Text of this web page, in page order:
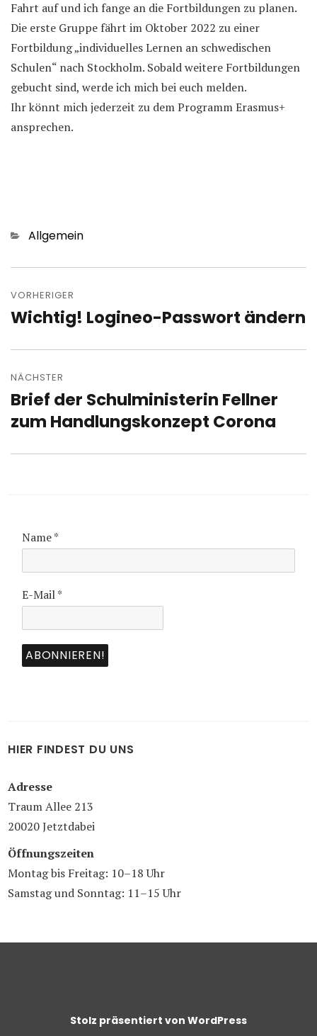
Fahrt auf und ich fange an die Fortbildungen zu planen.
Die erste Gruppe fährt im Oktober 2022 zu einer
Fortbildung „individuelles Lernen an schwedischen
Schulen“ nach Stockholm. Sobald weitere Fortbildungen
gebucht sind, werde ich mich bei euch melden.
Ihr könnt mich jederzeit zu dem Programm Erasmus+
ansprechen.
Kategorien
Allgemein
VORHERIGER
Vorheriger
Wichtig! Logineo-Passwort ändern
NÄCHSTER
Nächster
Beitrag:
Brief der Schulministerin Fellner
zum Handlungskonzept Corona
Name*
E-Mail*
HIER FINDEST DU UNS
Adresse
Traum Allee 213
20020 Jetztdabei
Öffnungszeiten
Montag bis Freitag: 10–18 Uhr
Samstag und Sonntag: 11–15 Uhr
Stolz präsentiert von WordPress